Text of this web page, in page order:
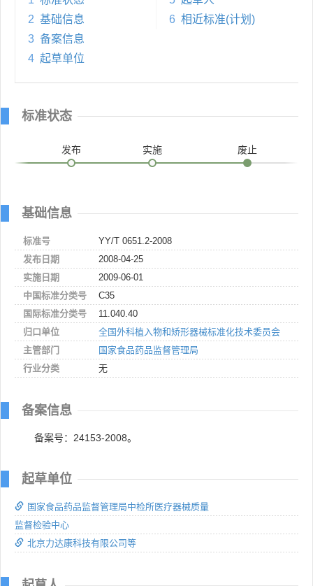
2 基础信息
3 备案信息
4 起草单位
6 相近标准(计划)
标准状态
发布 实施 废止
基础信息
标准号
YY/T 0651.2-2008
发布日期
2008-04-25
实施日期
2009-06-01
中国标准分类号
C35
国际标准分类号
11.040.40
归口单位
全国外科植入物和矫形器械标准化技术委员会
主管部门
国家食品药品监督管理局
行业分类
无
备案信息
备案号：24153-2008。
起草单位
国家食品药品监督管理局中检所医疗器械质量
监督检验中心
北京力达康科技有限公司等